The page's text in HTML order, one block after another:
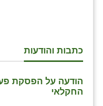
כתבות והודעות
הודעה על הפסקת
החקלאי
שכניה
בוסתן הגליל